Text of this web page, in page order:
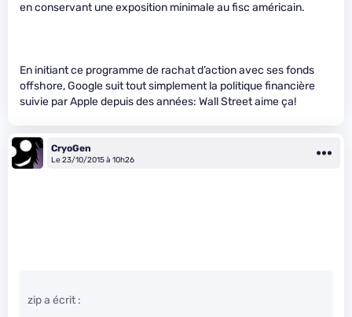
en conservant une exposition minimale au fisc américain.
En initiant ce programme de rachat d’action avec ses fonds
offshore, Google suit tout simplement la politique financière
suivie par Apple depuis des années: Wall Street aime ça!
CryoGen
Le 23/10/2015 à 10h26
zip a écrit :